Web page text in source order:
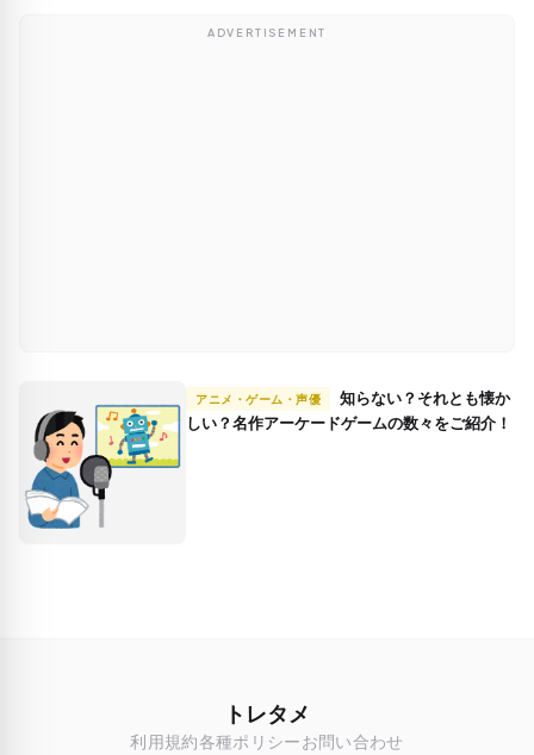
ADVERTISEMENT
アニメ・ゲーム・声優
しい？名作アーケードゲームの数々をご紹介！
トレタメ
利用規約各種ポリシーお問い合わせ